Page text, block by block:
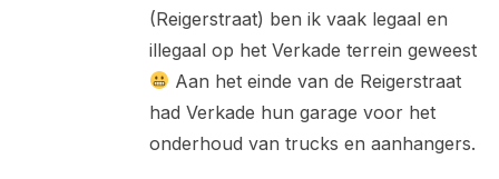
(Reigerstraat) ben ik vaak legaal en
illegaal op het Verkade terrein geweest
Aan het einde van de Reigerstraat
had Verkade hun garage voor het
onderhoud van trucks en aanhangers.